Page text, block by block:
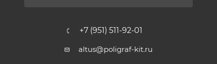
+7 (951) 511-92-01
altus@poligraf-kit.ru